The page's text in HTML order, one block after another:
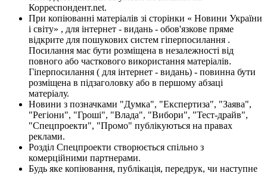
Корреспондент.net.
При копіюванні матеріалів зі сторінки « Новини України
і світу» , для інтернет - видань - обов'язкове пряме
відкрите для пошукових систем гіперпосилання .
Посилання має бути розміщена в незалежності від
повного або часткового використання матеріалів.
Гіперпосилання ( для інтернет - видань) - повинна бути
розміщена в підзаголовку або в першому абзаці
матеріалу.
Новини з позначками "Думка", "Експертиза", "Заява",
"Регіони", "Гроші", "Влада", "Вибори", "Тест-драйв",
"Спецпроекти", "Промо" публікуються на правах
реклами.
Розділ Спецпроекти створюється спільно з
комерційними партнерами.
Будь яке копіювання, публікація, передрук, чи наступне